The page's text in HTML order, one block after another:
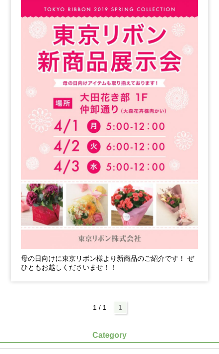
母の日向けに東京リボン様より新商品のご紹介です！ ぜ
ひともお越しくださいませ！！
1 / 1 1
Category